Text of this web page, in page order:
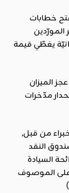
خطابات
المورّدين
يغطّي قيمة
الميزان
مدّخرات
من قبل,
النقد
السيادة
على الموصوف